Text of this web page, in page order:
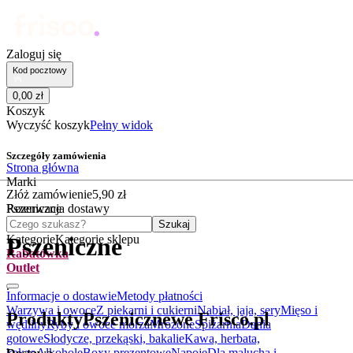
Zaloguj się
Kod pocztowy
0,00 zł
Koszyk
Wyczyść koszykPełny widok
Szczegóły zamówienia
Złóż zamówienie5,90 zł
Rezerwacja dostawy
Czego szukasz?
Szukaj
KategorieKategorie sklepu
Rabatówka
Outlet
Informacje o dostawieMetody płatności
Warzywa i owoceZ piekarni i cukierniNabiał, jaja, seryMięso i
wędlinyRyby i owoce morzaMrożoneSpiżarniaDania
gotoweSłodycze, przekąski, bakalieKawa, herbata,
Strona główna
Marki
Pszeniczne
Pszeniczne
.
ProduktyPszenicznewe Frisco.pl